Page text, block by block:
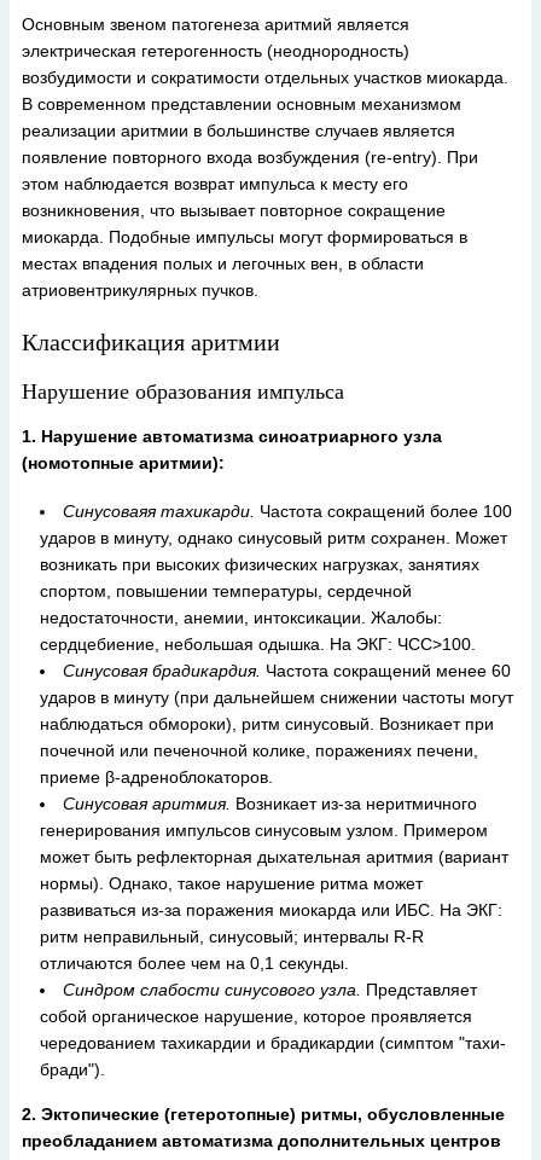
Основным звеном патогенеза аритмий является
электрическая гетерогенность (неоднородность)
возбудимости и сократимости отдельных участков миокарда.
В современном представлении основным механизмом
реализации аритмии в большинстве случаев является
появление повторного входа возбуждения (re-entry). При
этом наблюдается возврат импульса к месту его
возникновения, что вызывает повторное сокращение
миокарда. Подобные импульсы могут формироваться в
местах впадения полых и легочных вен, в области
атриовентрикулярных пучков.
Классификация аритмии
Нарушение образования импульса
1. Нарушение автоматизма синоатриарного узла
(номотопные аритмии):
Синусоваяя тахикарди. Частота сокращений более 100
ударов в минуту, однако синусовый ритм сохранен. Может
возникать при высоких физических нагрузках, занятиях
спортом, повышении температуры, сердечной
недостаточности, анемии, интоксикации. Жалобы:
сердцебиение, небольшая одышка. На ЭКГ: ЧСС>100.
Синусовая брадикардия. Частота сокращений менее 60
ударов в минуту (при дальнейшем снижении частоты могут
наблюдаться обмороки), ритм синусовый. Возникает при
почечной или печеночной колике, поражениях печени,
приеме β-адреноблокаторов.
Синусовая аритмия. Возникает из-за неритмичного
генерирования импульсов синусовым узлом. Примером
может быть рефлекторная дыхательная аритмия (вариант
нормы). Однако, такое нарушение ритма может
развиваться из-за поражения миокарда или ИБС. На ЭКГ:
ритм неправильный, синусовый; интервалы R-R
отличаются более чем на 0,1 секунды.
Синдром слабости синусового узла.
Представляет
собой органическое нарушение, которое проявляется
чередованием тахикардии и брадикардии (симптом "тахи-
бради").
2. Эктопические (гетеротопные) ритмы, обусловленные
преобладанием автоматизма дополнительных центров